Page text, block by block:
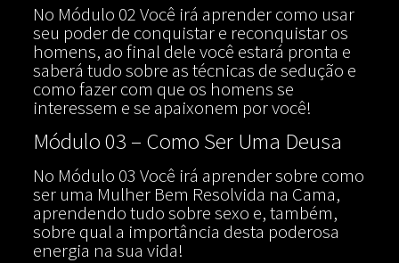
No Módulo 02 Você irá aprender como usar
seu poder de conquistar e reconquistar os
homens, ao final dele você estará pronta e
saberá tudo sobre as técnicas de sedução e
como fazer com que os homens se
interessem e se apaixonem por você!
Módulo 03 – Como Ser Uma Deusa
No Módulo 03 Você irá aprender sobre como
ser uma Mulher Bem Resolvida na Cama,
aprendendo tudo sobre sexo e, também,
sobre qual a importância desta poderosa
energia na sua vida!